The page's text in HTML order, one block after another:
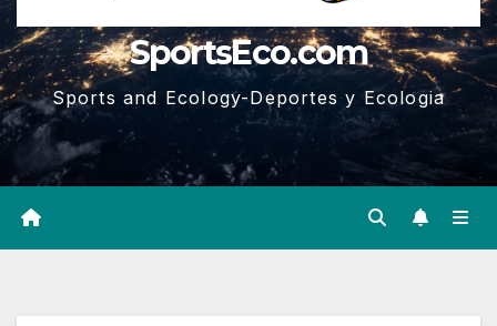
SportsEco.com
Sports and Ecology-Deportes y Ecologia